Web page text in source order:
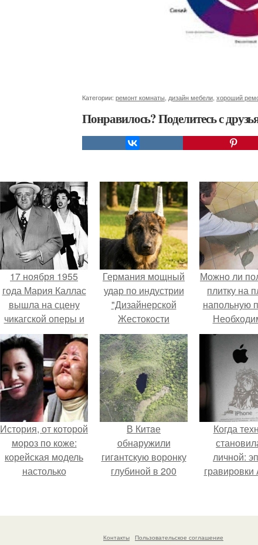
Категории: ремонт комнаты, дизайн мебели, хороший
Понравилось? Поделитесь с
17 ноября 1955
года Мария Каллас
вышла на сцену
чикагской оперы и
сорвала овации.
Германия мощный
удар по индустрии
"Дизайнерской
Жестокости
нанесла".
Можно ли
плитку на
напольную
проведения
История, от которой
мороз по коже:
корейская модель
настолько
вколола себе в
В Китaе
обнаружили
гигaнтскую воронку
глубиной в 200
лесом внутри.
Когда
личной:
гравировки
Контакты Пользовательское соглашение